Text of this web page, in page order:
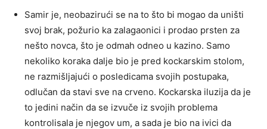
Samir je, neobazirući se na to što bi mogao da uništi
svoj brak, požurio ka zalagaonici i prodao prsten za
nešto novca, što je odmah odneo u kazino. Samo
nekoliko koraka dalje bio je pred kockarskim stolom,
ne razmišljajući o posledicama svojih postupaka,
odlučan da stavi sve na crveno. Kockarska iluzija da je
to jedini način da se izvuče iz svojih problema
kontrolisala je njegov um, a sada je bio na ivici da